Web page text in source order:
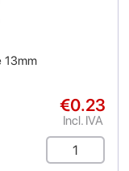
13mm
€0.23
Incl. IVA